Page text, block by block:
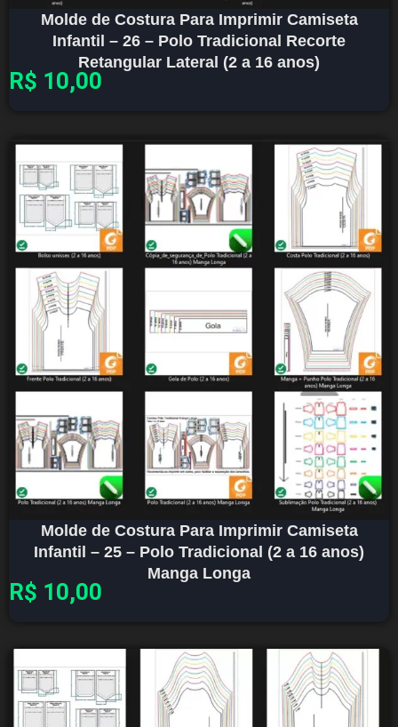
Molde de Costura Para Imprimir Camiseta
Infantil – 26 – Polo Tradicional Recorte
Retangular Lateral (2 a 16 anos)
R$ 10,00
Molde de Costura Para Imprimir Camiseta
Infantil – 25 – Polo Tradicional (2 a 16 anos)
Manga Longa
R$ 10,00